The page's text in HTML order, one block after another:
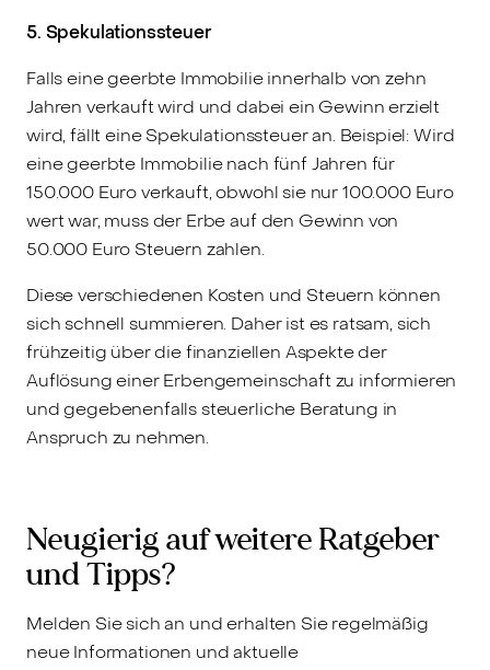
5. Spekulationssteuer
Falls eine geerbte Immobilie innerhalb von zehn
Jahren verkauft wird und dabei ein Gewinn erzielt
wird, fällt eine Spekulationssteuer an. Beispiel: Wird
eine geerbte Immobilie nach fünf Jahren für
150.000 Euro verkauft, obwohl sie nur 100.000 Euro
wert war, muss der Erbe auf den Gewinn von
50.000 Euro Steuern zahlen.
Diese verschiedenen Kosten und Steuern können
sich schnell summieren. Daher ist es ratsam, sich
frühzeitig über die finanziellen Aspekte der
Auflösung einer Erbengemeinschaft zu informieren
und gegebenenfalls steuerliche Beratung in
Anspruch zu nehmen.
Neugierig auf weitere Ratgeber
und Tipps?
Melden Sie sich an und erhalten Sie regelmäßig
neue Informationen und aktuelle